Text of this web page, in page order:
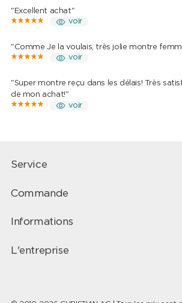
"Excellent achat"
voir
"Comme Je la voulais, très jolie montre
voir
"Super montre reçu dans les délais! Très
de mon achat!"
voir
Service
Commande
Informations
L'entreprise